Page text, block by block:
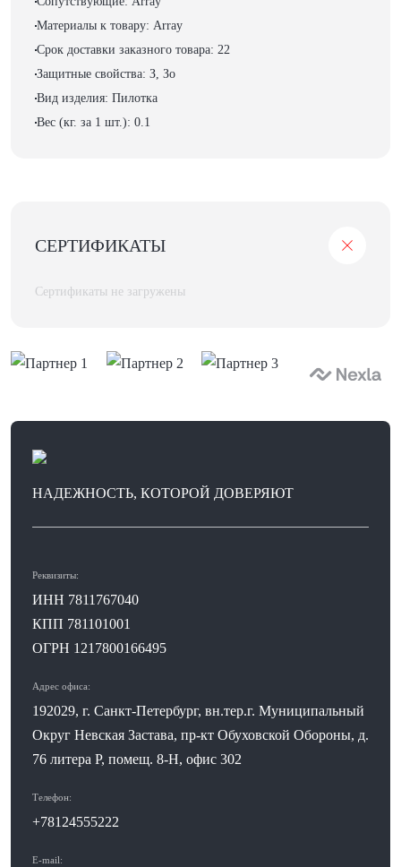
Материалы к товару: Array
Срок доставки заказного товара: 22
Защитные свойства: З, Зо
Вид изделия: Пилотка
Вес (кг. за 1 шт.): 0.1
СЕРТИФИКАТЫ
Сертификаты не загружены
НАДЕЖНОСТЬ, КОТОРОЙ ДОВЕРЯЮТ
Реквизиты:
ИНН 7811767040
КПП 781101001
ОГРН 1217800166495
Адрес офиса:
192029, г. Санкт-Петербург, вн.тер.г. Муниципальный
Округ Невская Застава, пр-кт Обуховской Обороны, д.
76 литера Р, помещ. 8-Н, офис 302
Телефон:
+78124555222
E-mail: